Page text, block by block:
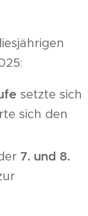
setzte sich
sich den
7. und 8.